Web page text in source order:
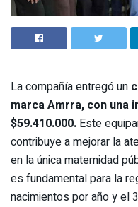
La compañía entregó un
marca Amrra, con una
$59.410.000. Este
contribuye a mejorar la
en la única maternidad
es fundamental para la
nacimientos por año y el